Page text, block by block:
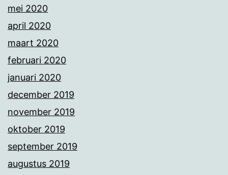
mei 2020
april 2020
maart 2020
februari 2020
januari 2020
december 2019
november 2019
oktober 2019
september 2019
augustus 2019